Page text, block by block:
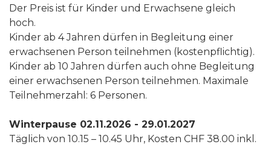
Der Preis ist für Kinder und Erwachsene gleich
hoch.
Kinder ab 4 Jahren dürfen in Begleitung einer
erwachsenen Person teilnehmen (kostenpflichtig).
Kinder ab 10 Jahren dürfen auch ohne Begleitung
einer erwachsenen Person teilnehmen. Maximale
Teilnehmerzahl: 6 Personen.
Winterpause 02.11.2026 - 29.01.2027
Täglich von 10.15 – 10.45 Uhr, Kosten CHF 38.00 inkl.